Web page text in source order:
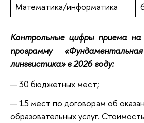
Математика/информатика
Контрольные цифры приема на
программу
лингвистика» в 2026 году:
30 бюджетных мест;
15 мест по договорам об
образовательных услуг.